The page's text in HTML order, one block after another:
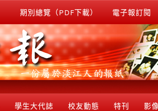
期別總覽（PDF下載） 電子報訂閱
學生大代誌 校友動態 特刊 影